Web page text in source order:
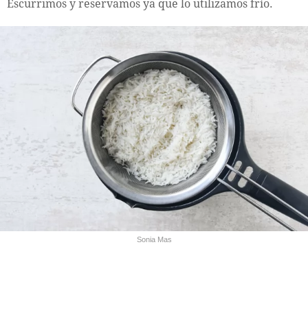
Escurrimos y reservamos ya que lo utilizamos frío.
Sonia Mas